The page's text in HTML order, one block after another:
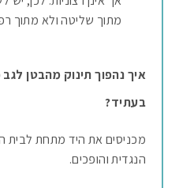
מתוך שליטה ולא מתוך
איך נהפוך תינוק מהבטן
בעתיד?
מכניסים את היד מתחת לבית
הנגדית והופכים.